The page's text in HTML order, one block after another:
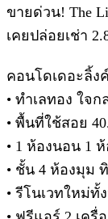
ขายด่วน! The
เคยปล่อยเช่า
คอนโดเดอะลิ้ง
• ทำเลทอง ใจ
• พื้นที่ใช้สอย
• 1 ห้องนอน 1
• ชั้น 4 ห้องมุม
• รีโนเวทใหม่ทั้